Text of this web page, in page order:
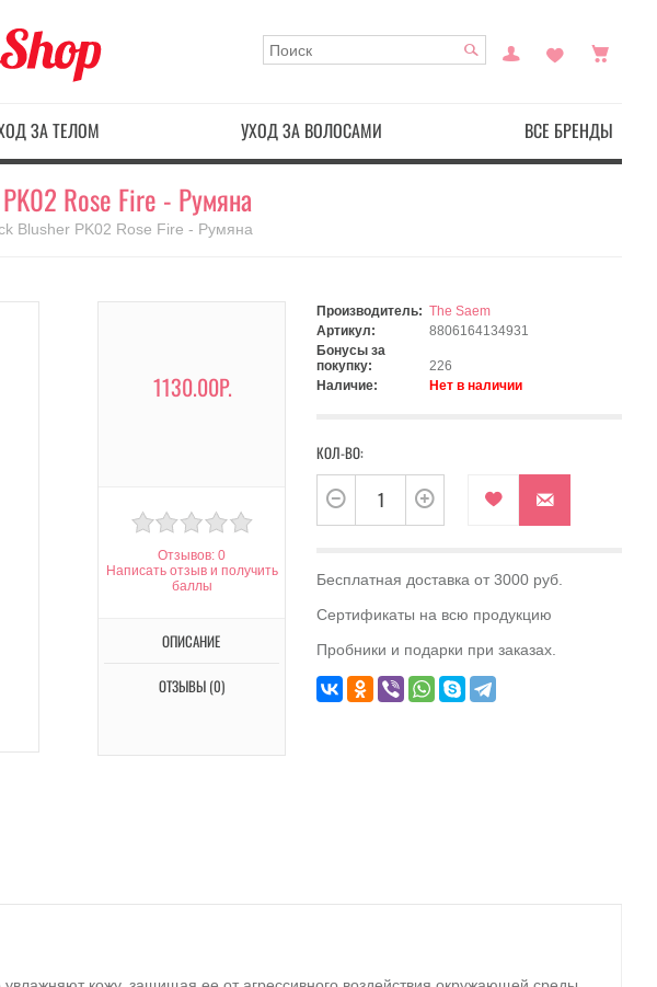
ЗА ТЕЛОМ УХОД ЗА ВОЛОСАМИ ВСЕ БРЕНДЫ
Rose Fire - Румяна
Blusher PK02 Rose Fire - Румяна
1130.00Р.
Отзывов: 0
Написать отзыв и получить
баллы
ОПИСАНИЕ
ОТЗЫВЫ (0)
Производитель: The Saem
Артикул:
8806164134931
Бонусы за
покупку:
226
Наличие:
Нет в наличии
КОЛ-ВО:
Бесплатная доставка от 3000 руб.
Сертификаты на всю продукцию
Пробники и подарки при заказах.